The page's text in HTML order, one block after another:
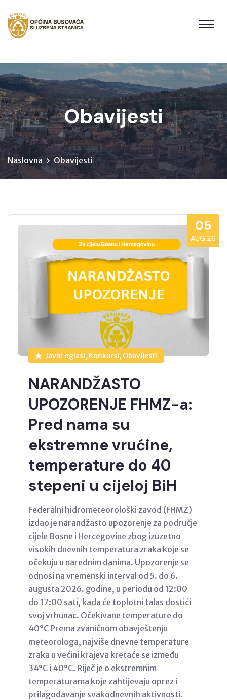
Obavijesti
Naslovna Obavijesti
05
AUG’26
Javni oglasi, Konkursi, Obavijesti
NARANDŽASTO
UPOZORENJE FHMZ-a:
Pred nama su
ekstremne vrućine,
temperature do 40
stepeni u cijeloj BiH
Federalni hidrometeorološki zavod (FHMZ)
izdao je narandžasto upozorenje za područje
cijele Bosne i Hercegovine zbog izuzetno
visokih dnevnih temperatura zraka koje se
očekuju u narednim danima. Upozorenje se
odnosi na vremenski interval od 5. do 6.
augusta 2026. godine, u periodu od 12:00
do 17:00 sati, kada će toplotni talas dostići
svoj vrhunac. Očekivane temperature do
40°C Prema zvaničnom obavještenju
meteorologa, najviše dnevne temperature
zraka u većini krajeva kretaće se između
34°C i 40°C. Riječ je o ekstremnim
temperaturama koje zahtijevaju oprez i
prilagođavanje svakodnevnih aktivnosti.